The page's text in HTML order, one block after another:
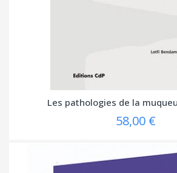
Les pathologies de la
58,00 €